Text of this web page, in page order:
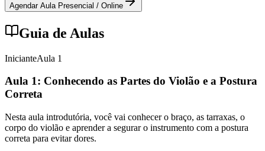
Agendar Aula Presencial / Online
Guia de Aulas
InicianteAula 1
Aula 1: Conhecendo as Partes do Violão e a Postura
Correta
Nesta aula introdutória, você vai conhecer o braço, as tarraxas, o
corpo do violão e aprender a segurar o instrumento com a postura
correta para evitar dores.